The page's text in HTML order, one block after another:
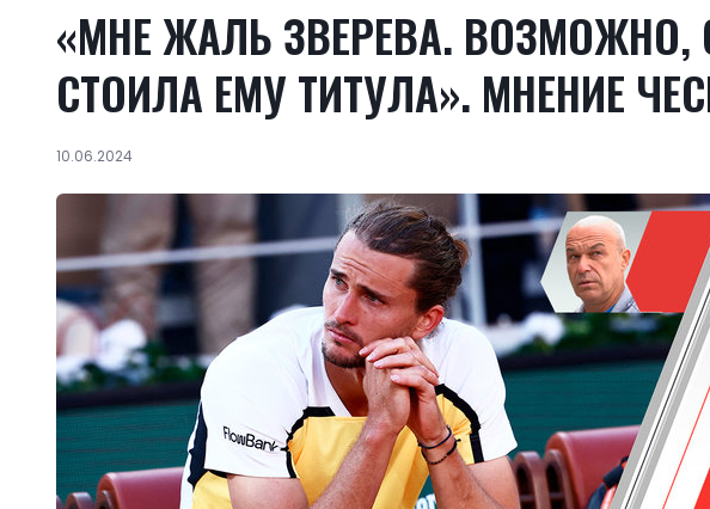
«МНЕ ЖАЛЬ ЗВЕРЕВА.
СТОИЛА ЕМУ ТИТУЛА». МНЕНИЕ
10.06.2024